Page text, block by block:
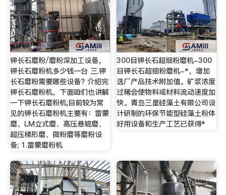
钾长石磨粉/磨粉深加工设备，
钾长石磨粉机多少钱一台 三.钾
长石磨粉需要哪些设备? 介绍完
钾长石磨粉机，下面咱们也讲解
一下钾长石磨粉机;目前较为常
见的钾长石磨粉机主要有：雷蒙
磨、LM立式磨、高压悬辊磨、
超压梯形磨、微粉磨等磨粉设
备; 1.雷蒙磨粉机
300目钾长石超细粉磨机-300
目钾长石超细粉磨机-*，增加
选厂产品技术附加值。矿浆浓度
过稀会使物料或材料流动速度加
快。青岛三星硅藻土有限公司设
计研制的环保节能型硅藻土粉体
好用设备和生产工艺已获得*